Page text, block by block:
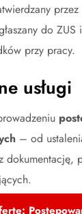
do ZUS
przy pracy.
usługi
– od
dokumentację,